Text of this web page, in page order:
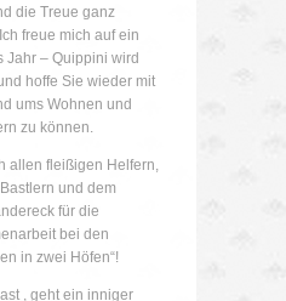
die Treue ganz
freue mich auf ein
Jahr – Quippini wird
hoffe Sie wieder mit
ums Wohnen und
zu können.
allen fleißigen Helfern,
und dem
für die
bei den
in zwei Höfen“!
, geht ein inniger